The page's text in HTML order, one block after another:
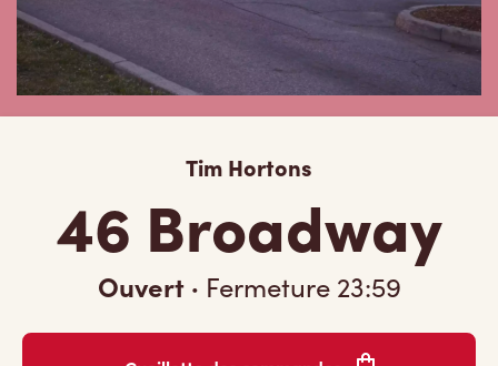
Tim Hortons
46 Broadway
Ouvert · Fermeture 23:59